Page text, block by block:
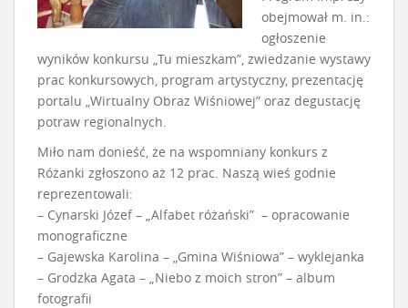
obejmował m. in.:
ogłoszenie
wyników konkursu „Tu mieszkam”, zwiedzanie wystawy
prac konkursowych, program artystyczny, prezentację
portalu „Wirtualny Obraz Wiśniowej” oraz degustację
potraw regionalnych.
Miło nam donieść, że na wspomniany konkurs z
Różanki zgłoszono aż 12 prac. Naszą wieś godnie
reprezentowali:
– Cynarski Józef – „Alfabet różański” – opracowanie
monograficzne
– Gajewska Karolina – „Gmina Wiśniowa” – wyklejanka
– Grodzka Agata – „Niebo z moich stron” – album
fotografii